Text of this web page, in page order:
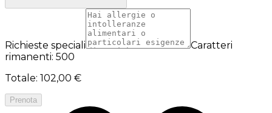
Richieste speciali
Caratteri
rimanenti: 500
Totale: 102,00 €
Prenota